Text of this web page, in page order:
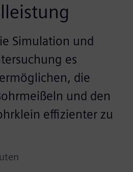
Simulation und
es
die
und den
effizienter zu